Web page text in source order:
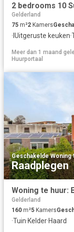
2 bedrooms 10
Gelderland
75 m²2 Kamers
· IUitgeruste keuken·
Meer dan 1 maand
Huurportaal
Geschakelde Woning·
Raadplegen
Woning te huur:
Gelderland
160 m²5 Kamers
·Tuin·Kelder·Haard